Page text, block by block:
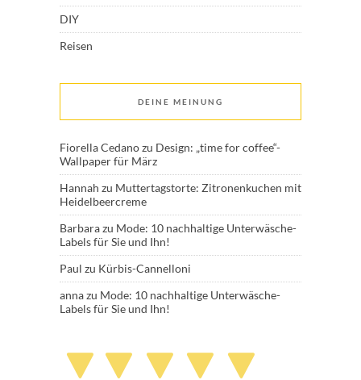
DIY
Reisen
DEINE MEINUNG
Fiorella Cedanozu Design: „time for coffee“-
Wallpaper für März
Hannah zu Muttertagstorte: Zitronenkuchen mit
Heidelbeercreme
Barbarazu Mode: 10 nachhaltige Unterwäsche-
Labels für Sie und Ihn!
Paul zu Kürbis-Cannelloni
annazu Mode: 10 nachhaltige Unterwäsche-
Labels für Sie und Ihn!